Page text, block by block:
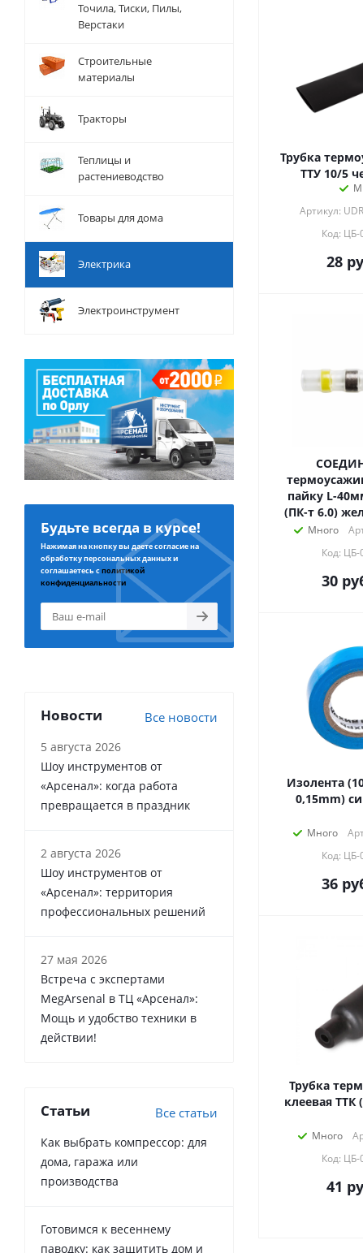
Трубка
ТТУ 10/5
Артикул:
Код: ЦБ-
28
пайку L-40мм 4.0-6.0мм²
Много
Код: ЦБ-
30
Изолента
0,15mm)
Много
Код: ЦБ-
36
Трубка
клеевая ТТК
Много
Код: ЦБ-
41
Точила, Тиски, Пилы,
Верстаки
Строительные
материалы
Тракторы
Теплицы и
растениеводство
Товары для дома
Электрика
Электроинструмент
Будьте всегда в курсе!
Нажимая на кнопку вы даете согласие на
обработку персональных данных и
соглашаетесь сполитикой
конфиденциальности
Новости Все новости
5 августа 2026
Шоу инструментов от
«Арсенал»: когда работа
превращается в праздник
2 августа 2026
Шоу инструментов от
«Арсенал»: территория
профессиональных решений
27 мая 2026
Встреча с экспертами
MegArsenal в ТЦ «Арсенал»:
Мощь и удобство техники в
действии!
Статьи Все статьи
Как выбрать компрессор: для
дома, гаража или
производства
Готовимся к весеннему
паводку: как защитить дом и